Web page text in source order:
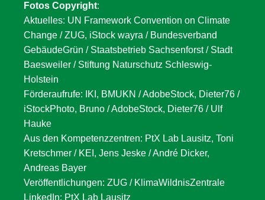
Fotos Copyright:
Aktuelles: UN Framework Convention on Climate
Change / ZUG, iStock wayra / Bundesverband
GebäudeGrün / Staatsbetrieb Sachsenforst / Stadt
Baesweiler / Stiftung Naturschutz Schleswig-
Holstein
Förderaufrufe: IKI, BMUKN / AdobeStock, Dieter76 /
iStockPhoto, Bruno / AdobeStock, Dieter76 / Ulf
Hauke
Aus den Kompetenzzentren: PtX Lab Lausitz, Toni
Kretschmer / KEI, Jens Jeske / André Dicker,
Andreas Bayer
Veröffentlichungen: ZUG / KlimaWildnisZentrale
LinkedIn: PtX Lab Lausitz